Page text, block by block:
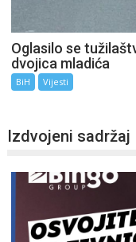
Oglasilo se
dvojica mladića
BiH Vijesti
Izdvojeni sadržaj